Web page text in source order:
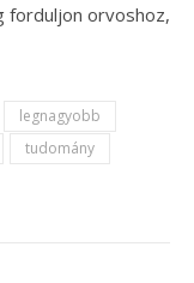
forduljon orvoshoz,
legnagyobb
tudomány